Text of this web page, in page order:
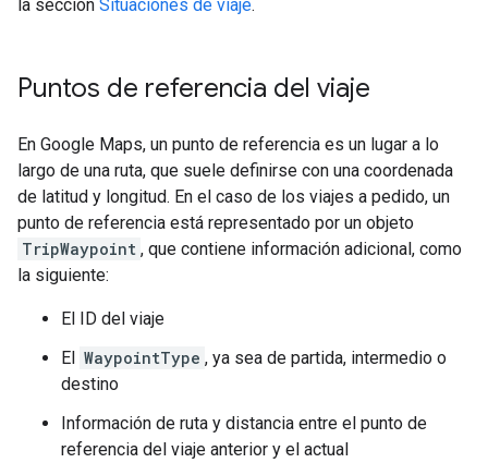
la sección Situaciones de viaje.
Puntos de referencia del viaje
En Google Maps, un punto de referencia es un lugar a lo
largo de una ruta, que suele definirse con una coordenada
de latitud y longitud. En el caso de los viajes a pedido, un
punto de referencia está representado por un objeto
TripWaypoint , que contiene información adicional, como
la siguiente:
El ID del viaje
El WaypointType , ya sea de partida, intermedio o
destino
Información de ruta y distancia entre el punto de
referencia del viaje anterior y el actual